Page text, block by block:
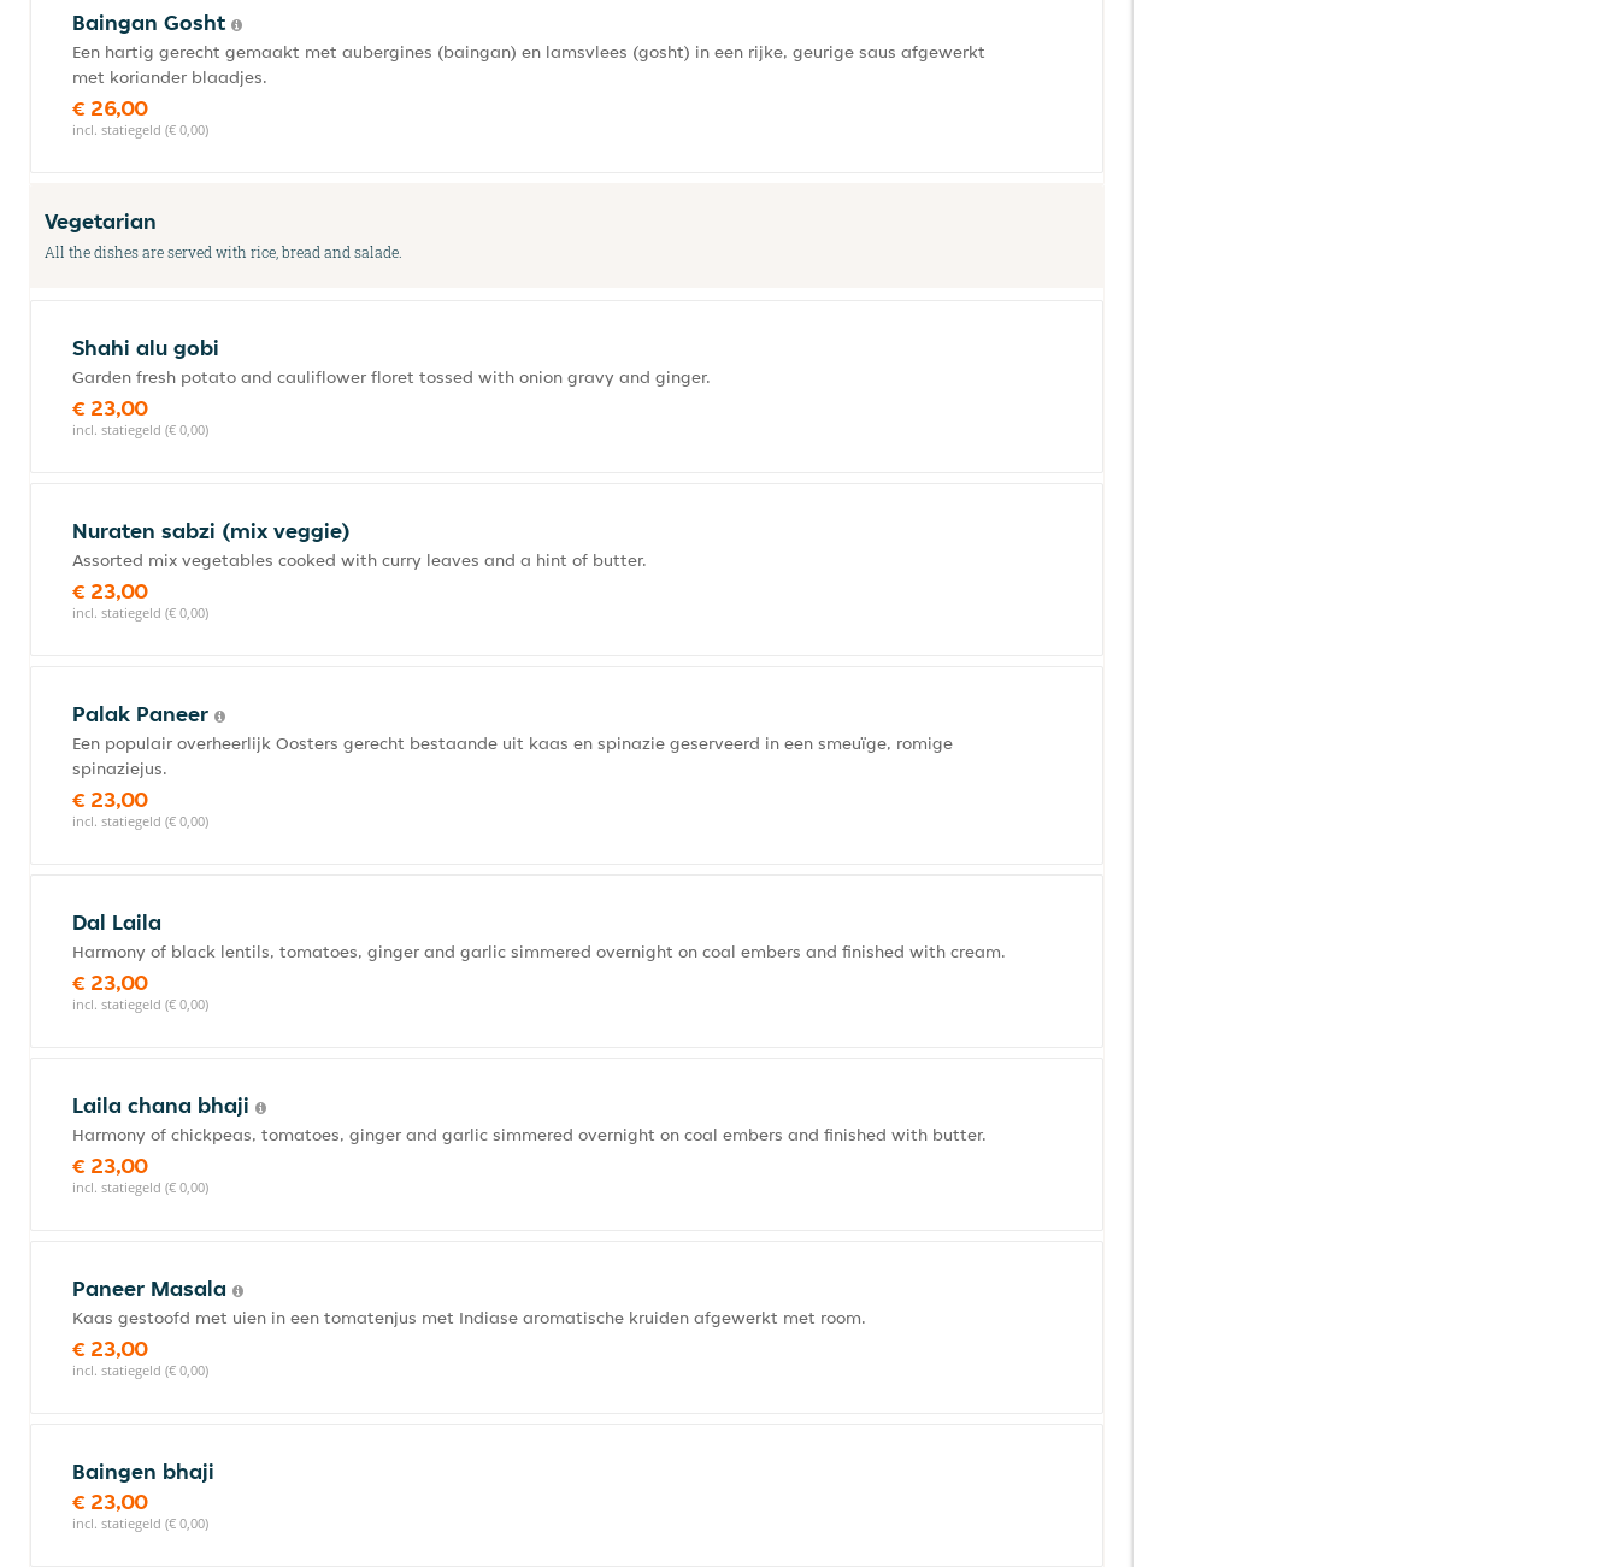
Baingan Gosht
Een hartig gerecht gemaakt met aubergines (baingan) en lamsvlees (gosht) in een rijke, geurige saus afgewerkt
met koriander blaadjes.
€ 26,00
incl. statiegeld (€ 0,00)
Vegetarian
All the dishes are served with rice, bread and salade.
Shahi alu gobi
Garden fresh potato and cauliflower floret tossed with onion gravy and ginger.
€ 23,00
incl. statiegeld (€ 0,00)
Nuraten sabzi (mix veggie)
Assorted mix vegetables cooked with curry leaves and a hint of butter.
€ 23,00
incl. statiegeld (€ 0,00)
Palak Paneer
Een populair overheerlijk Oosters gerecht bestaande uit kaas en spinazie geserveerd in een smeuïge, romige
spinaziejus.
€ 23,00
incl. statiegeld (€ 0,00)
Dal Laila
Harmony of black lentils, tomatoes, ginger and garlic simmered overnight on coal embers and finished with cream.
€ 23,00
incl. statiegeld (€ 0,00)
Laila chana bhaji
Harmony of chickpeas, tomatoes, ginger and garlic simmered overnight on coal embers and finished with butter.
€ 23,00
incl. statiegeld (€ 0,00)
Paneer Masala
Kaas gestoofd met uien in een tomatenjus met Indiase aromatische kruiden afgewerkt met room.
€ 23,00
incl. statiegeld (€ 0,00)
Baingen bhaji
€ 23,00
incl. statiegeld (€ 0,00)